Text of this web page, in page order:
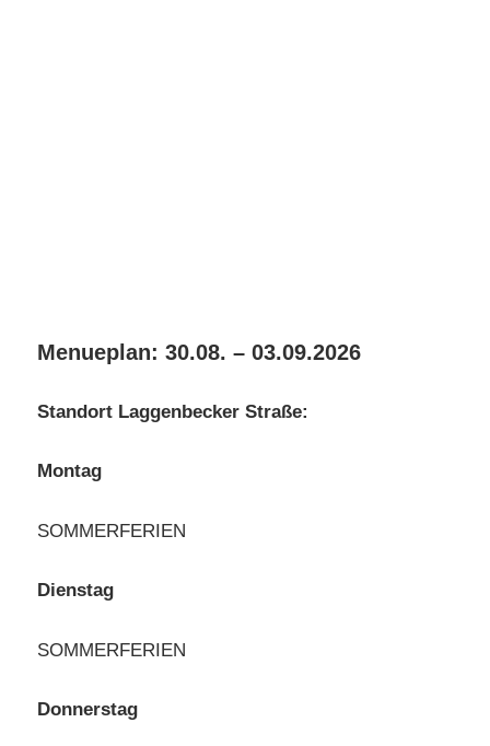
Menueplan: 30.08. – 03.09.2026
Standort Laggenbecker Straße:
Montag
SOMMERFERIEN
Dienstag
SOMMERFERIEN
Donnerstag